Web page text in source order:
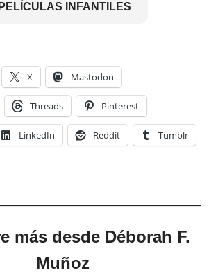
INFANTILES
X Mastodon
Threads Pinterest
LinkedIn Reddit Tumblr
más desde Déborah F.
Muñoz